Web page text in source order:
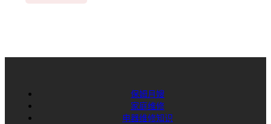
保姆月嫂
家庭维修
电器维修知识